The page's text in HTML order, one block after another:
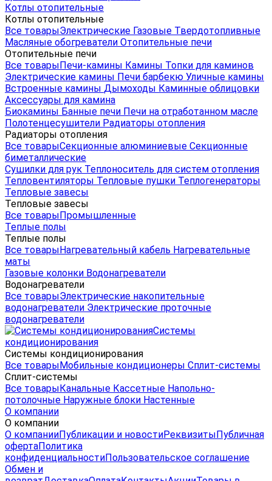
Котлы отопительные
Котлы отопительные
Все товарыЭлектрические Газовые Твердотопливные
Масляные обогреватели Отопительные печи
Отопительные печи
Все товарыПечи-камины Камины Топки для каминов
Электрические камины Печи барбекю Уличные камины
Встроенные камины Дымоходы Каминные облицовки
Аксессуары для камина
Биокамины Банные печи Печи на отработанном масле
Полотенцесушители Радиаторы отопления
Радиаторы отопления
Все товарыСекционные алюминиевые Секционные
биметаллические
Сушилки для рук Теплоноситель для систем отопления
Тепловентиляторы Тепловые пушки Теплогенераторы
Тепловые завесы
Тепловые завесы
Все товарыПромышленные
Теплые полы
Теплые полы
Все товарыНагревательный кабель Нагревательные
маты
Газовые колонки Водонагреватели
Водонагреватели
Все товарыЭлектрические накопительные
водонагреватели Электрические проточные
водонагреватели
Системы
кондиционирования
Системы кондиционирования
Все товарыМобильные кондиционеры Сплит-системы
Сплит-системы
Все товарыКанальные Кассетные Напольно-
потолочные Наружные блоки Настенные
О компании
О компании
О компанииПубликации и новостиРеквизитыПубличная
офертаПолитика
конфиденциальностиПользовательское соглашение
Обмен и